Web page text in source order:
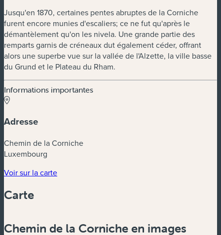
Jusqu'en 1870, certaines pentes abruptes de la Corniche
furent encore munies d'escaliers; ce ne fut qu'après le
démantèlement qu'on les nivela. Une grande partie des
remparts garnis de créneaux dut également céder, offrant
alors une superbe vue sur la vallée de l'Alzette, la ville basse
du Grund et le Plateau du Rham.
Informations importantes
Adresse
Chemin de la Corniche
Luxembourg
Voir sur la carte(nouvelle fenêtre)
Carte
Zoom
Chemin de la Corniche en images